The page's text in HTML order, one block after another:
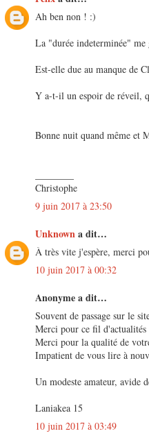
Ah ben non ! :)
La "durée indeterminée" me
Est-elle due au manque de
Y a-t-il un espoir de réveil,
Bonne nuit quand même et
Christophe
9 juin 2017 à 23:50
Unknowna dit…
À très vite j'espère, merci
10 juin 2017 à 00:32
Anonyme a dit…
Souvent de passage sur le
Merci pour ce fil d'actualités
Merci pour la qualité de
Impatient de vous lire à
Un modeste amateur, avide
Laniakea 15
10 juin 2017 à 03:49